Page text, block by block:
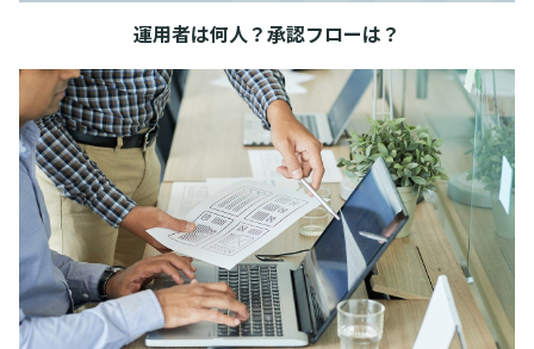
運用者は何人？承認フローは？